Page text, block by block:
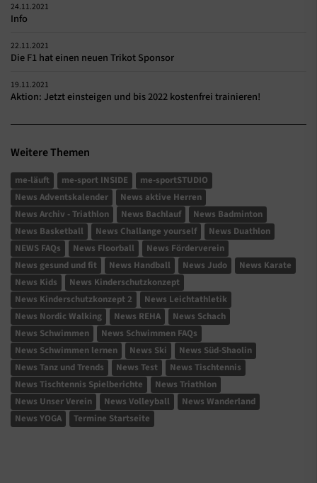
24.11.2021
Info
22.11.2021
Die F1 hat einen neuen Trikot Sponsor
19.11.2021
Aktion: Jetzt einsteigen und bis 2022 kostenfrei trainieren!
Weitere Themen
me-läuft me-sport INSIDE
me-sportSTUDIO
News Adventskalender
News aktive Herren
News Archiv - Triathlon
News Bachlauf
News Badminton
News Basketball
News Challange yourself
News Duathlon
NEWS FAQs
News Floorball
News Förderverein
News gesund und fit
News Handball News Judo
News Karate
News Kids
News Kinderschutzkonzept
News Kinderschutzkonzept 2
News Leichtathletik
News Nordic Walking
News REHA
News Schach
News Schwimmen
News Schwimmen FAQs
News Schwimmen lernen
News Ski
News Süd-Shaolin
News Tanz und Trends
News Test
News Tischtennis
News Tischtennis Spielberichte
News Triathlon
News Unser Verein
News Volleyball
News Wanderland
News YOGA
Termine Startseite